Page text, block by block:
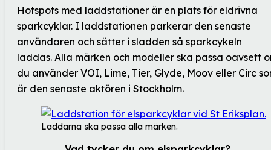
Hotspots med laddstationer är en plats för eldrivna
sparkcyklar. I laddstationen parkerar den senaste
användaren och sätter i sladden så sparkcykeln
laddas. Alla märken och modeller ska passa oavsett
du använder VOI, Lime, Tier, Glyde, Moov eller Circ
är den senaste aktören i Stockholm.
Laddarna ska passa alla märken.